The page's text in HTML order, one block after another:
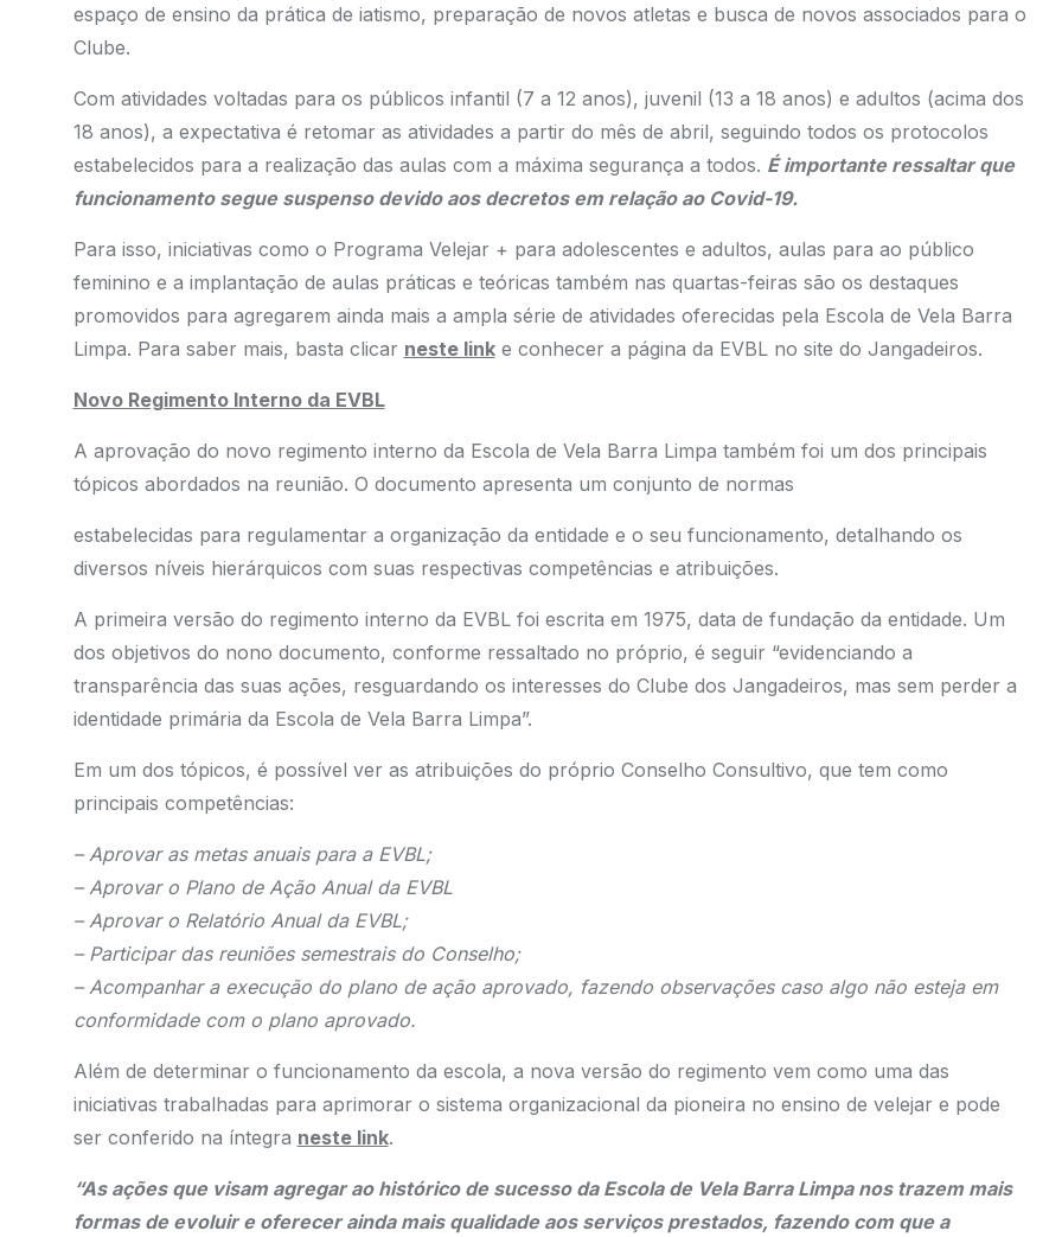
espaço de ensino da prática de iatismo, preparação de novos atletas e busca de novos associados para o
Clube.
Com atividades voltadas para os públicos infantil (7 a 12 anos), juvenil (13 a 18 anos) e adultos (acima dos
18 anos), a expectativa é retomar as atividades a partir do mês de abril, seguindo todos os protocolos
estabelecidos para a realização das aulas com a máxima segurança a todos. É importante ressaltar que
funcionamento segue suspenso devido aos decretos em relação ao Covid-19.
Para isso, iniciativas como o Programa Velejar + para adolescentes e adultos, aulas para ao público
feminino e a implantação de aulas práticas e teóricas também nas quartas-feiras são os destaques
promovidos para agregarem ainda mais a ampla série de atividades oferecidas pela Escola de Vela Barra
Limpa. Para saber mais, basta clicar neste linke conhecer a página da EVBL no site do Jangadeiros.
Novo Regimento Interno da EVBL
A aprovação do novo regimento interno da Escola de Vela Barra Limpa também foi um dos principais
tópicos abordados na reunião. O documento apresenta um conjunto de normas
estabelecidas para regulamentar a organização da entidade e o seu funcionamento, detalhando os
diversos níveis hierárquicos com suas respectivas competências e atribuições.
A primeira versão do regimento interno da EVBL foi escrita em 1975, data de fundação da entidade. Um
dos objetivos do nono documento, conforme ressaltado no próprio, é seguir “evidenciando a
transparência das suas ações, resguardando os interesses do Clube dos Jangadeiros, mas sem perder a
identidade primária da Escola de Vela Barra Limpa”.
Em um dos tópicos, é possível ver as atribuições do próprio Conselho Consultivo, que tem como
principais competências:
– Aprovar as metas anuais para a EVBL;
– Aprovar o Plano de Ação Anual da EVBL
– Aprovar o Relatório Anual da EVBL;
– Participar das reuniões semestrais do Conselho;
– Acompanhar a execução do plano de ação aprovado, fazendo observações caso algo não esteja em
conformidade com o plano aprovado.
Além de determinar o funcionamento da escola, a nova versão do regimento vem como uma das
iniciativas trabalhadas para aprimorar o sistema organizacional da pioneira no ensino de velejar e pode
ser conferido na íntegra neste link.
“As ações que visam agregar ao histórico de sucesso da Escola de Vela Barra Limpa nos trazem mais
formas de evoluir e oferecer ainda mais qualidade aos serviços prestados, fazendo com que a